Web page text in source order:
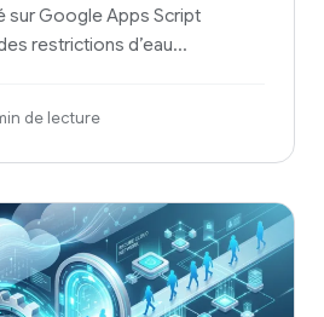
sur Google Apps Script
restrictions d’eau…
de lecture